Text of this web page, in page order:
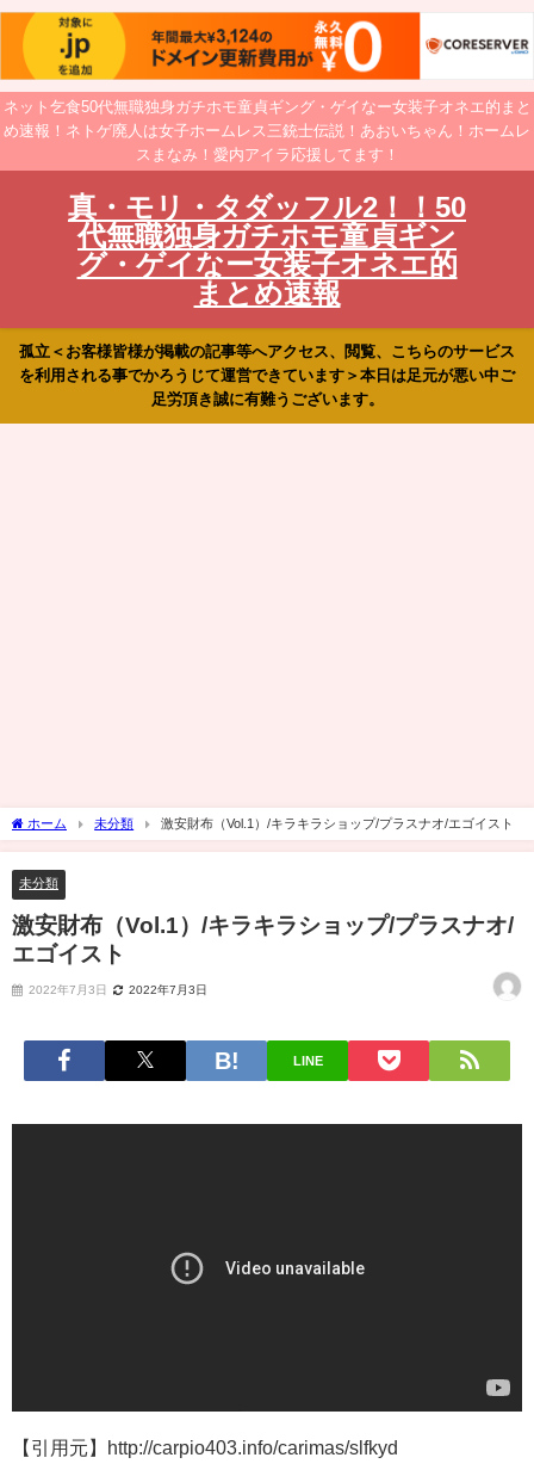
ネット乞食50代無職独身ガチホモ童貞ギング・ゲイなー女装子オネエ的まと
め速報！ネトゲ廃人は女子ホームレス三銃士伝説！あおいちゃん！ホームレ
スまなみ！愛内アイラ応援してます！
真・モリ・タダッフル2！！50
代無職独身ガチホモ童貞ギン
グ・ゲイなー女装子オネエ的
まとめ速報
孤立＜お客様皆様が掲載の記事等へアクセス、閲覧、こちらのサービス
を利用される事でかろうじて運営できています＞本日は足元が悪い中ご
足労頂き誠に有難うございます。
ホーム 未分類 激安財布（Vol.1）/キラキラショップ/プラスナオ/エゴイスト
未分類
激安財布（Vol.1）/キラキラショップ/プラスナオ/
エゴイスト
2022年7月3日 2022年7月3日
LINE
【引用元】http://carpio403.info/carimas/slfkyd